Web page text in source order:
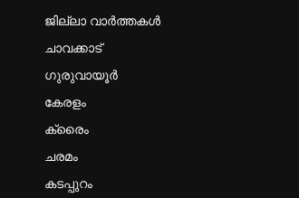
ജില്ലാ വാർത്തകൾ
ചാവക്കാട്
ഗുരുവായൂർ
കേരളം
ക്രൈം
ചരമം
കടപ്പുറം